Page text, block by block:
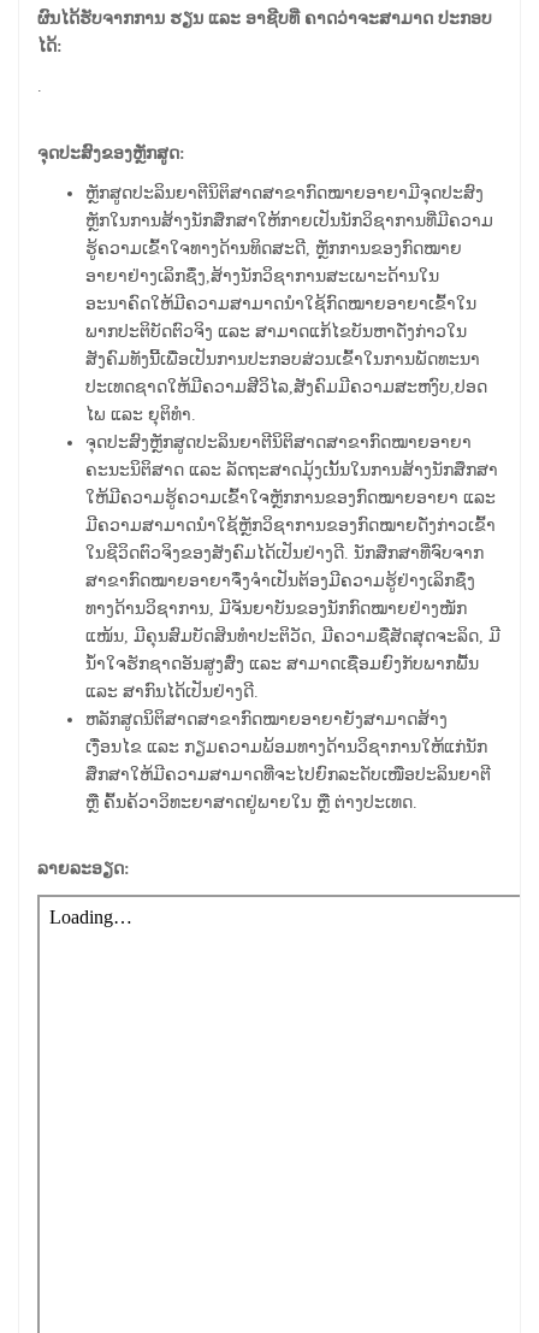
ຜົນໄດ້ຮັບຈາກການ ຮຽນ ແລະ ອາຊີບທີ່ ຄາດວ່າຈະສາມາດ ປະກອບ
ໄດ້:
.
ຈຸດປະສົງຂອງຫຼັກສູດ:
ຫຼັກສູດປະລິນຍາຕີນິຕິສາດສາຂາກົດໝາຍອາຍາມີຈຸດປະສົງ
ຫຼັກໃນການສ້າງນັກສຶກສາໃຫ້ກາຍເປັນນັກວິຊາການທີ່ມີຄວາມ
ຮູ້ຄວາມເຂົ້າໃຈທາງດ້ານທິດສະດີ, ຫຼັກການຂອງກົດໝາຍ
ອາຍາຢ່າງເລິກຊຶ່ງ,ສ້າງນັກວິຊາການສະເພາະດ້ານໃນ
ອະນາຄົດໃຫ້ມີຄວາມສາມາດນຳໃຊ້ກົດໝາຍອາຍາເຂົ້າໃນ
ພາກປະຕິບັດຕົວຈິງ ແລະ ສາມາດແກ້ໄຂບັນຫາດັ່ງກ່າວໃນ
ສັງຄົມທັງນີ້ເພື່ອເປັນການປະກອບສ່ວນເຂົ້າໃນການພັດທະນາ
ປະເທດຊາດໃຫ້ມີຄວາມສີວິໄລ,ສັງຄົມມີຄວາມສະຫງົບ,ປອດ
ໄພ ແລະ ຍຸຕິທຳ.
ຈຸດປະສົງຫຼັກສູດປະລິນຍາຕີນິຕິສາດສາຂາກົດໝາຍອາຍາ
ຄະນະນິຕິສາດ ແລະ ລັດຖະສາດມຸ້ງເນັ້ນໃນການສ້າງນັກສຶກສາ
ໃຫ້ມີຄວາມຮູ້ຄວາມເຂົ້າໃຈຫຼັກການຂອງກົດໝາຍອາຍາ ແລະ
ມີຄວາມສາມາດນຳໃຊ້ຫຼັກວິຊາການຂອງກົດໝາຍດັ່ງກ່າວເຂົ້າ
ໃນຊີວິດຕົວຈິງຂອງສັງຄົມໄດ້ເປັນຢ່າງດີ. ນັກສຶກສາທີ່ຈົບຈາກ
ສາຂາກົດໝາຍອາຍາຈຶ່ງຈຳເປັນຕ້ອງມີຄວາມຮູ້ຢ່າງເລິກຊຶ່ງ
ທາງດ້ານວິຊາການ, ມີຈັນຍາບັນຂອງນັກກົດໝາຍຢ່າງໜັກ
ແໜ້ນ, ມີຄຸນສົມບັດສິນທຳປະຕິວັດ, ມີຄວາມຊື່ສັດສຸດຈະລິດ, ມີ
ນ້ຳໃຈຮັກຊາດອັນສູງສົ່ງ ແລະ ສາມາດເຊື່ອມຍົງກັບພາກພື້ນ
ແລະ ສາກົນໄດ້ເປັນຢ່າງດີ.
ຫລັກສູດນິຕິສາດສາຂາກົດໝາຍອາຍາຍັງສາມາດສ້າງ
ເງື່ອນໄຂ ແລະ ກຽມຄວາມພ້ອມທາງດ້ານວິຊາການໃຫ້ແກ່ນັກ
ສຶກສາໃຫ້ມີຄວາມສາມາດທີ່ຈະໄປຍົກລະດັບເໜືອປະລິນຍາຕີ
ຫຼື ຄົ້ນຄ້ວາວິທະຍາສາດຢູ່ພາຍໃນ ຫຼື ຕ່າງປະເທດ.
ລາຍລະອຽດ: